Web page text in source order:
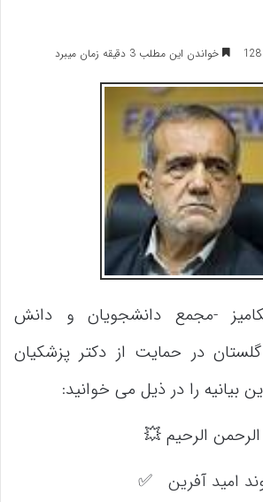
128 خواندن این مطلب 3 دقیقه زمان میبرد
-مجمع دانشجویان و دانش
در حمایت از دکتر پزشکیان
بیانیه را در ذیل می خوانید:
الرحیم 💥
امید آفرین ✅